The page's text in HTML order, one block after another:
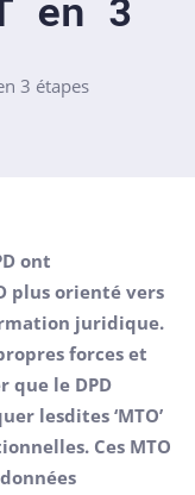
3 étapes
ont
plus orienté vers
juridique.
forces et
que le DPD
lesdites ‘MTO’
Ces MTO